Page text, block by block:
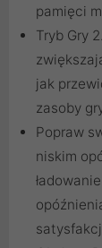
pamięci
Tryb Gry
jak
zasoby
Popraw
niskim